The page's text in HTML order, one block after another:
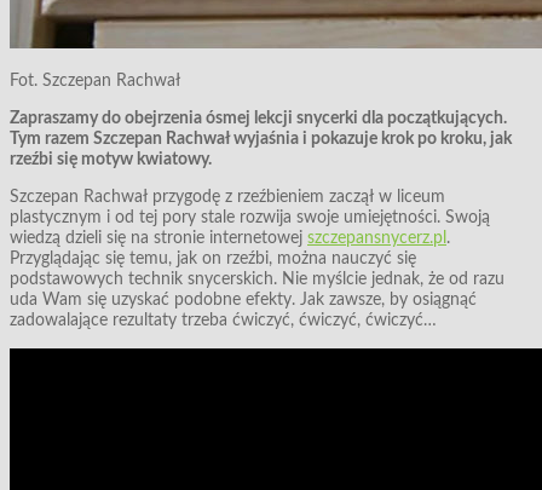
Fot. Szczepan Rachwał
Zapraszamy do obejrzenia ósmej lekcji snycerki dla początkujących.
Tym razem Szczepan Rachwał wyjaśnia i pokazuje krok po kroku, jak
rzeźbi się motyw kwiatowy.
Szczepan Rachwał przygodę z rzeźbieniem zaczął w liceum
plastycznym i od tej pory stale rozwija swoje umiejętności. Swoją
wiedzą dzieli się na stronie internetowej szczepansnycerz.pl .
Przyglądając się temu, jak on rzeźbi, można nauczyć się
podstawowych technik snycerskich. Nie myślcie jednak, że od razu
uda Wam się uzyskać podobne efekty. Jak zawsze, by osiągnąć
zadowalające rezultaty trzeba ćwiczyć, ćwiczyć, ćwiczyć…